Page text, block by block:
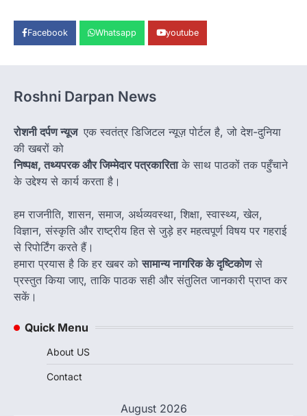
Facebook Whatsapp youtube
Roshni Darpan News
रोशनी दर्पण न्यूज एक स्वतंत्र डिजिटल न्यूज़ पोर्टल है, जो देश-दुनिया
की खबरों को
निष्पक्ष, तथ्यपरक और जिम्मेदार पत्रकारिताके साथ पाठकों तक पहुँचाने
के उद्देश्य से कार्य करता है।
हम राजनीति, शासन, समाज, अर्थव्यवस्था, शिक्षा, स्वास्थ्य, खेल,
विज्ञान, संस्कृति और राष्ट्रीय हित से जुड़े हर महत्वपूर्ण विषय पर गहराई
से रिपोर्टिंग करते हैं।
हमारा प्रयास है कि हर खबर कोसामान्य नागरिक के दृष्टिकोणसे
प्रस्तुत किया जाए, ताकि पाठक सही और संतुलित जानकारी प्राप्त कर
सकें।
Quick Menu
About US
Contact
August 2026